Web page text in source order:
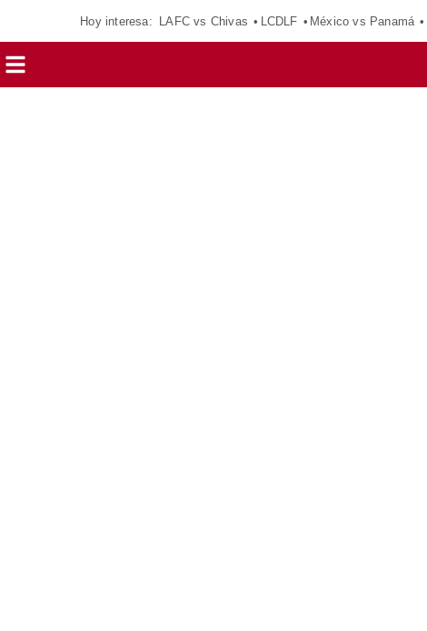
Hoy interesa: LAFC vs Chivas LCDLF México vs Panamá